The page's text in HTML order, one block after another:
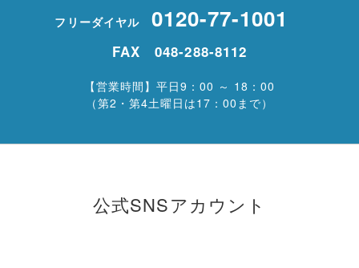
フリーダイヤル 0120-77-1001
FAX 048-288-8112
【営業時間】平日9：00 ～ 18：00
（第2・第4土曜日は17：00まで）
公式SNSアカウント